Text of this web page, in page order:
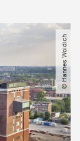
© Hannes Woidich